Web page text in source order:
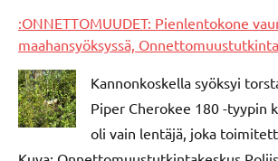
:ONNETTOMUUDET: Pienlentokone
maahansyöksyssä,
Kannonkoskella syöksyi
Piper Cherokee 180 -tyypin
oli vain lentäjä, joka